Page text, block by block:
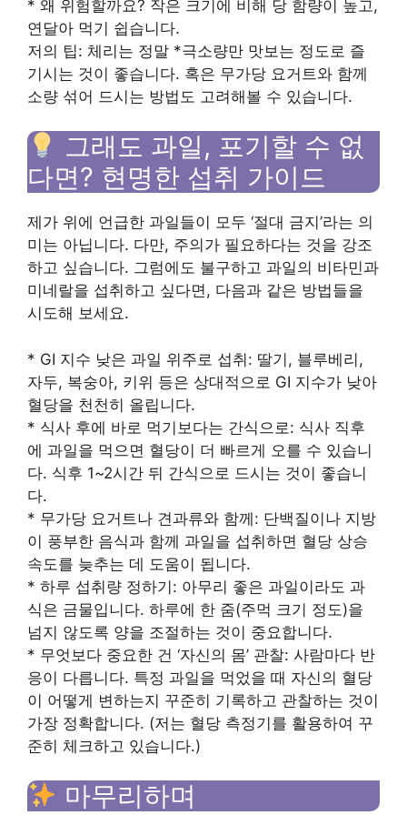
* 왜 위험할까요? 작은 크기에 비해 당 함량이 높고,
연달아 먹기 쉽습니다.
저의 팁: 체리는 정말 *극소량만 맛보는 정도로 즐
기시는 것이 좋습니다. 혹은 무가당 요거트와 함께
소량 섞어 드시는 방법도 고려해볼 수 있습니다.
그래도 과일, 포기할 수 없
다면? 현명한 섭취 가이드
제가 위에 언급한 과일들이 모두 ‘절대 금지’라는 의
미는 아닙니다. 다만, 주의가 필요하다는 것을 강조
하고 싶습니다. 그럼에도 불구하고 과일의 비타민과
미네랄을 섭취하고 싶다면, 다음과 같은 방법들을
시도해 보세요.
* GI 지수 낮은 과일 위주로 섭취: 딸기, 블루베리,
자두, 복숭아, 키위 등은 상대적으로 GI 지수가 낮아
혈당을 천천히 올립니다.
* 식사 후에 바로 먹기보다는 간식으로: 식사 직후
에 과일을 먹으면 혈당이 더 빠르게 오를 수 있습니
다. 식후 1~2시간 뒤 간식으로 드시는 것이 좋습니
다.
* 무가당 요거트나 견과류와 함께: 단백질이나 지방
이 풍부한 음식과 함께 과일을 섭취하면 혈당 상승
속도를 늦추는 데 도움이 됩니다.
* 하루 섭취량 정하기: 아무리 좋은 과일이라도 과
식은 금물입니다. 하루에 한 줌(주먹 크기 정도)을
넘지 않도록 양을 조절하는 것이 중요합니다.
* 무엇보다 중요한 건 ‘자신의 몸’ 관찰: 사람마다 반
응이 다릅니다. 특정 과일을 먹었을 때 자신의 혈당
이 어떻게 변하는지 꾸준히 기록하고 관찰하는 것이
가장 정확합니다. (저는 혈당 측정기를 활용하여 꾸
준히 체크하고 있습니다.)
마무리하며